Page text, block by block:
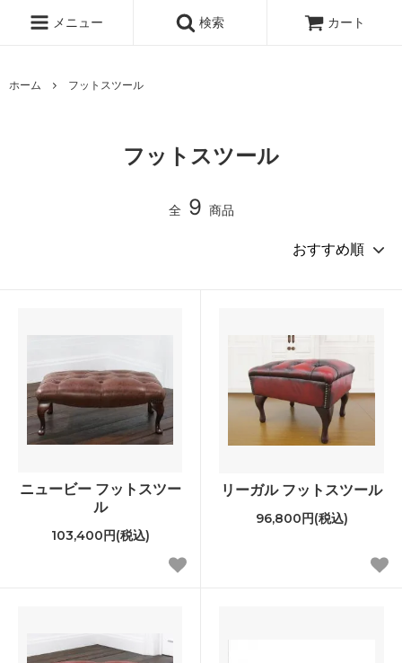
メニュー 検索 カート
ホーム フットスツール
フットスツール
全 9 商品
ニュービー フットスツー
ル
103,400円(税込)
リーガル フットスツール
96,800円(税込)